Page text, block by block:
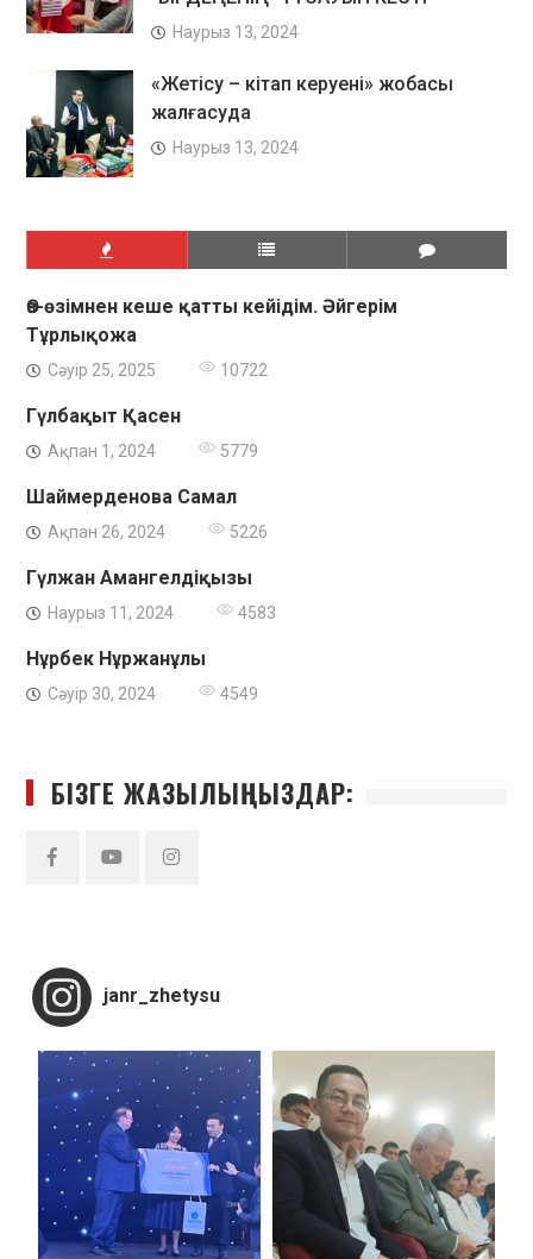
Наурыз 13, 2024
«Жетісу – кітап керуені» жобасы
жалғасуда
Наурыз 13, 2024
Өз-өзімнен кеше қатты кейідім. Әйгерім
Тұрлықожа
Сәуір 25, 2025 10722
Гүлбақыт Қасен
Ақпан 1, 2024 5779
Шаймерденова Самал
Ақпан 26, 2024 5226
Гүлжан Амангелдіқызы
Наурыз 11, 2024 4583
Нұрбек Нұржанұлы
Сәуір 30, 2024 4549
БІЗГЕ ЖАЗЫЛЫҢЫЗДАР:
janr_zhetysu